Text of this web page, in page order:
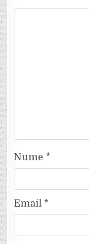
Nume *
Email *